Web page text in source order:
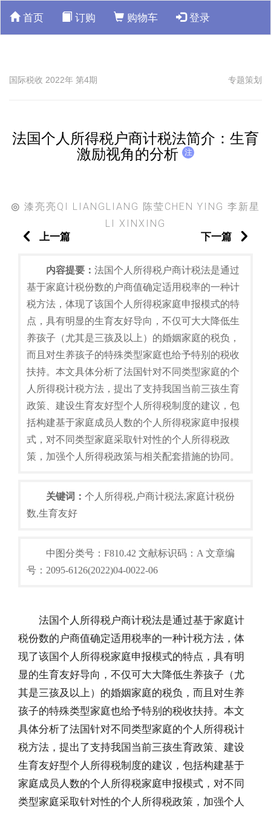
首页 订购 购物车 登录
国际税收 2022年 第4期 专题策划
法国个人所得税户商计税法简介：生育
激励视角的分析
注
◎ 漆亮亮QI LIANGLIANG 陈莹CHEN YING 李新星
LI XINXING
上一篇
下一篇
内容提要： 法国个人所得税户商计税法是通过
基于家庭计税份数的户商值确定适用税率的一种计
税方法，体现了该国个人所得税家庭申报模式的特
点，具有明显的生育友好导向，不仅可大大降低生
养孩子（尤其是三孩及以上）的婚姻家庭的税负，
而且对生养孩子的特殊类型家庭也给予特别的税收
扶持。本文具体分析了法国针对不同类型家庭的个
人所得税计税方法，提出了支持我国当前三孩生育
政策、建设生育友好型个人所得税制度的建议，包
括构建基于家庭成员人数的个人所得税家庭申报模
式，对不同类型家庭采取针对性的个人所得税政
策，加强个人所得税政策与相关配套措施的协同。
关键词： 个人所得税,户商计税法,家庭计税份
数,生育友好
中图分类号：F810.42 文献标识码：A 文章编
号：2095-6126(2022)04-0022-06
法国个人所得税户商计税法是通过基于家庭计
税份数的户商值确定适用税率的一种计税方法，体
现了该国个人所得税家庭申报模式的特点，具有明
显的生育友好导向，不仅可大大降低生养孩子（尤
其是三孩及以上）的婚姻家庭的税负，而且对生养
孩子的特殊类型家庭也给予特别的税收扶持。本文
具体分析了法国针对不同类型家庭的个人所得税计
税方法，提出了支持我国当前三孩生育政策、建设
生育友好型个人所得税制度的建议，包括构建基于
家庭成员人数的个人所得税家庭申报模式，对不同
类型家庭采取针对性的个人所得税政策，加强个人